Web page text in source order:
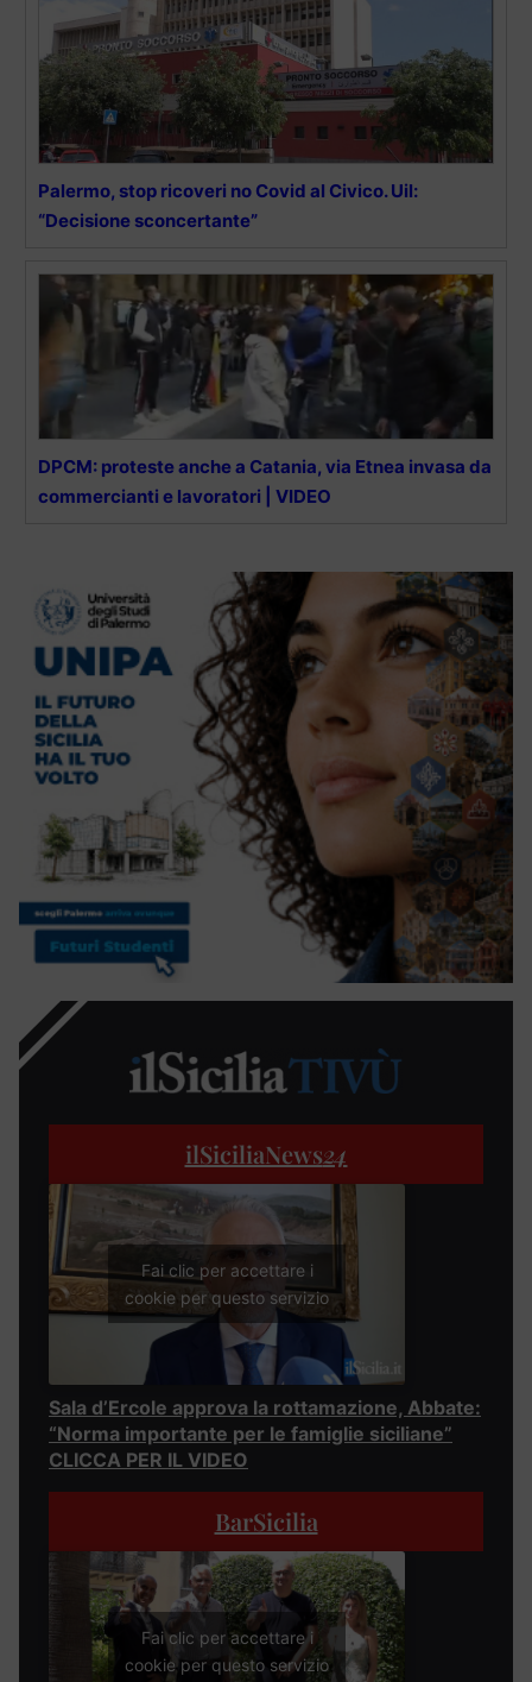
Palermo, stop ricoveri no Covid al Civico. Uil:
“Decisione sconcertante”
DPCM: proteste anche a Catania, via Etnea invasa da
commercianti e lavoratori | VIDEO
ilSiciliaNews24
Fai clic per accettare i
cookie per questo servizio
Sala d’Ercole approva la rottamazione, Abbate:
“Norma importante per le famiglie siciliane”
CLICCA PER IL VIDEO
BarSicilia
Fai clic per accettare i
cookie per questo servizio